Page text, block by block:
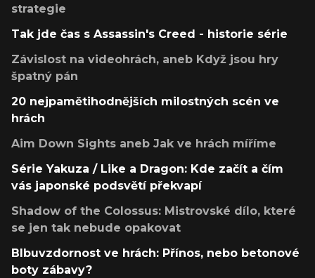
strategie
Tak jde čas s Assassin's Creed - historie série
Závislost na videohrách, aneb Když jsou hry
špatný pán
20 nejpamětihodnějších milostných scén ve
hrách
Aim Down Sights aneb Jak ve hrách míříme
Série Yakuza / Like a Dragon: Kde začít a čím
vás japonské podsvětí překvapí
Shadow of the Colossus: Mistrovské dílo, které
se jen tak nebude opakovat
Blbuvzdornost ve hrách: Přínos, nebo betonové
boty zábavy?